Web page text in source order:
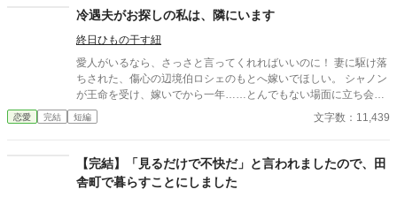
者にされそうです！
冷遇夫がお探しの私は、隣にいます
終日ひもの干す紐
愛人がいるなら、さっさと言ってくれればいいのに！ 妻に駆け落
ちされた、傷心の辺境伯ロシェのもとへ嫁いでほしい。 シャノン
が王命を受け、嫁いでから一年……とんでもない場面に立ち会っ
てしまう。 「サフィール……またそんなふうに僕を見つめて、か
わいいね」 シャノンには冷たいの夫の、甘ったるい囁き。 扉の向
沸々と湧き上がる怒りを、ロシェの愛猫『アンブル』に愚痴っ
た。 まさかそれが、こんなことになるなんて！ 目が覚めると『ア
ンブル』になっていたシャノン。 猫の姿に向けられる夫からの愛
恋愛 完結 短編 文字数：11,439
【完結】「見るだけで不快だ」と言われましたので、田
舎町で暮らすことにしました